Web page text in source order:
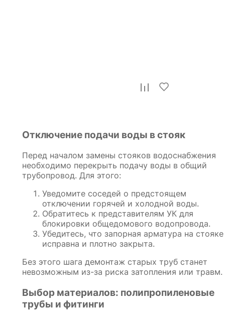
бел
5 700 р.
Отключение подачи воды в стояк
Перед началом замены стояков водоснабжения
необходимо перекрыть подачу воды в общий
трубопровод. Для этого:
Уведомите соседей о предстоящем
отключении горячей и холодной воды.
Обратитесь к представителям УК для
блокировки общедомового водопровода.
Убедитесь, что запорная арматура на стояке
исправна и плотно закрыта.
Без этого шага демонтаж старых труб станет
невозможным из-за риска затопления или травм.
Выбор материалов: полипропиленовые
трубы и фитинги